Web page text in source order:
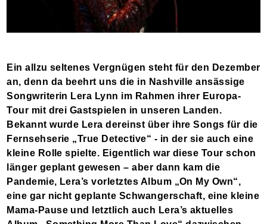
Ein allzu seltenes Vergnügen steht für den Dezember
an, denn da beehrt uns die in Nashville ansässige
Songwriterin Lera Lynn im Rahmen ihrer Europa-
Tour mit drei Gastspielen in unseren Landen.
Bekannt wurde Lera dereinst über ihre Songs für die
Fernsehserie „True Detective“ - in der sie auch eine
kleine Rolle spielte. Eigentlich war diese Tour schon
länger geplant gewesen – aber dann kam die
Pandemie, Lera’s vorletztes Album „On My Own“,
eine gar nicht geplante Schwangerschaft, eine kleine
Mama-Pause und letztlich auch Lera’s aktuelles